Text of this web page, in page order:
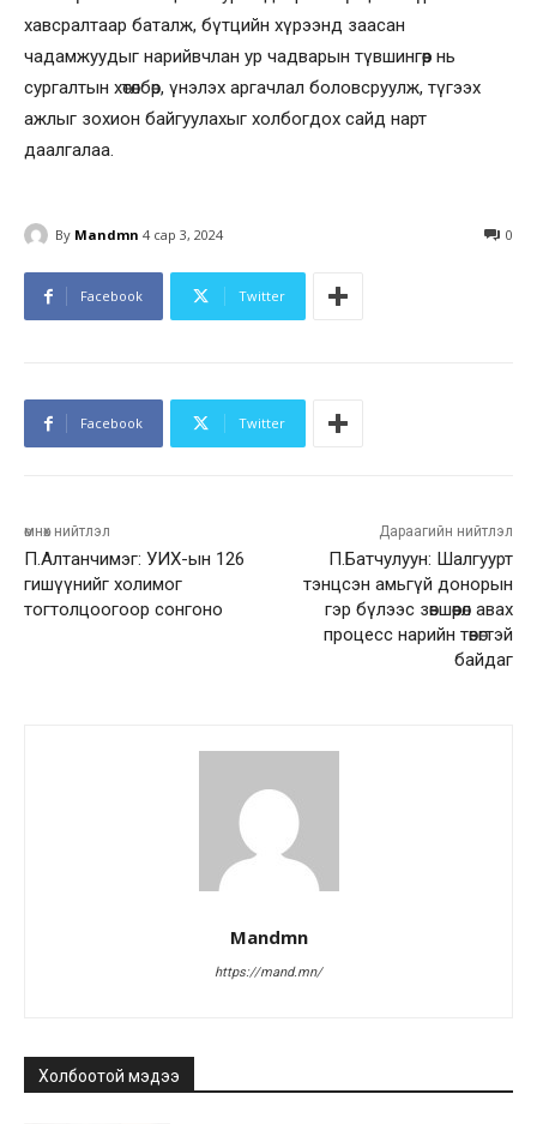
хавсралтаар баталж, бүтцийн хүрээнд заасан
чадамжуудыг нарийвчлан ур чадварын түвшингөөр нь
сургалтын хөтөлбөр, үнэлэх аргачлал боловсруулж, түгээх
ажлыг зохион байгуулахыг холбогдох сайд нарт
даалгалаа.
By Mandmn 4 сар 3, 2024 0
Facebook Twitter
Facebook Twitter
өмнөх нийтлэл
П.Алтанчимэг: УИХ-ын 126
гишүүнийг холимог
тогтолцоогоор сонгоно
Дараагийн нийтлэл
П.Батчулуун: Шалгуурт
тэнцсэн амьгүй донорын
гэр бүлээс зөвшөөрөл авах
процесс нарийн төвөгтэй
байдаг
Mandmn
https://mand.mn/
Холбоотой мэдээ